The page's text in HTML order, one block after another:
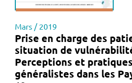
Mars / 2019
Prise en charge des
situation de
Perceptions et
généralistes dans les